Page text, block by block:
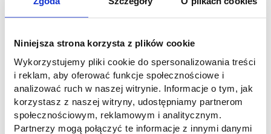
Niniejsza strona korzysta z plików cookie
Wykorzystujemy pliki cookie do spersonalizowania treści
i reklam, aby oferować funkcje społecznościowe i
analizować ruch w naszej witrynie. Informacje o tym, jak
korzystasz z naszej witryny, udostępniamy partnerom
społecznościowym, reklamowym i analitycznym.
Partnerzy mogą połączyć te informacje z innymi danymi
reklamowej, opowiadając o wyzwaniach,
najnowszych trendach w projektowaniu i
produkcji materiałów reklamowych.
Uczestnicy spotkania mieli również
możliwość zadawania pytań i uzyskania
cennych wskazówek dotyczących kariery w